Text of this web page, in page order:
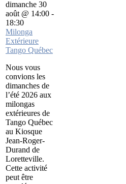
dimanche 30
août @ 14:00 -
18:30
Milonga
Extérieure
Tango Québec
Nous vous
convions les
dimanches de
l’été 2026 aux
milongas
extérieures de
Tango Québec
au Kiosque
Jean-Roger-
Durand de
Loretteville.
Cette activité
peut être